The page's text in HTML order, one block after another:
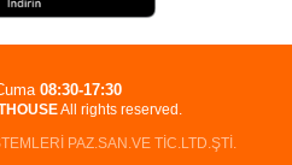
All rights reserved.
PAZ.SAN.VE TİC.LTD.ŞTİ.
08:30-17:30